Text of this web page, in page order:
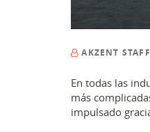
AKZENT STAFF
En todas las
más
impulsado